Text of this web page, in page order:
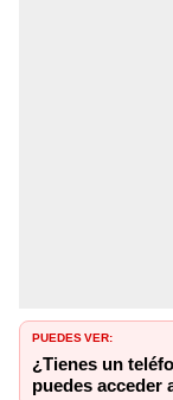
PUEDES VER:
¿Tienes un
puedes acceder